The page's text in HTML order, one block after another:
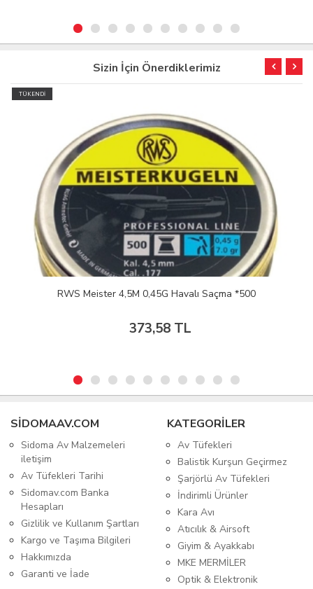
Sizin İçin Önerdiklerimiz
TÜKENDİ
RWS Meister 4,5M 0,45G Havalı Saçma *500
373,58 TL
SIDOMAAV.COM
Sidoma Av Malzemeleri
iletişim
Av Tüfekleri Tarihi
Sidomav.com Banka
Hesapları
Gizlilik ve Kullanım Şartları
Kargo ve Taşıma Bilgileri
Hakkımızda
Garanti ve İade
KATEGORİLER
Av Tüfekleri
Balistik Kurşun Geçirmez
Şarjörlü Av Tüfekleri
İndirimli Ürünler
Kara Avı
Atıcılık & Airsoft
Giyim & Ayakkabı
MKE MERMİLER
Optik & Elektronik